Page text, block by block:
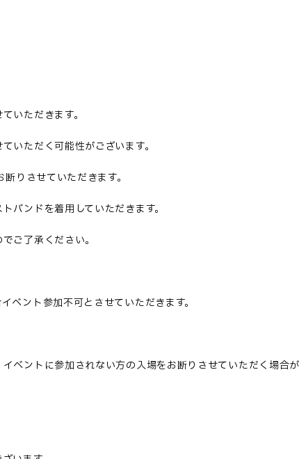
いただきます。
いただく可能性がございます。
りさせていただきます。
バンドを着用していただきます。
ご了承ください。
ベント参加不可とさせていただきます。
ベントに参加されない方の入場をお断りさせていただく場合が